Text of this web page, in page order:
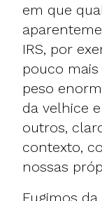
em que
IRS, por
pouco
peso
da velhice
outros,
contexto,
nossas
Fugimos